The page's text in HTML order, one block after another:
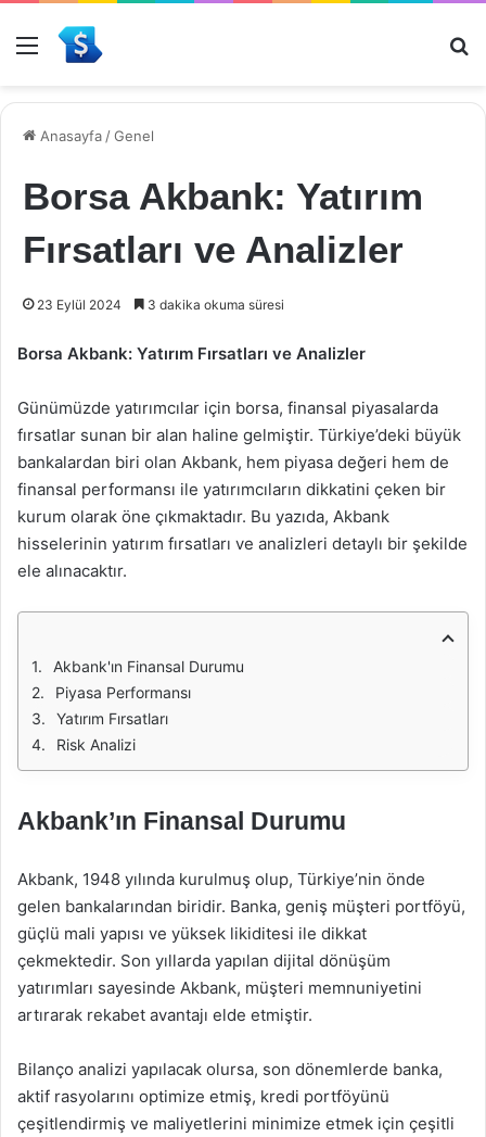
Menü
Anasayfa /Genel
Borsa Akbank: Yatırım
Fırsatları ve Analizler
23 Eylül 2024 3 dakika okuma süresi
Borsa Akbank: Yatırım Fırsatları ve Analizler
Günümüzde yatırımcılar için borsa, finansal piyasalarda
fırsatlar sunan bir alan haline gelmiştir. Türkiye’deki büyük
bankalardan biri olan Akbank, hem piyasa değeri hem de
finansal performansı ile yatırımcıların dikkatini çeken bir
kurum olarak öne çıkmaktadır. Bu yazıda, Akbank
hisselerinin yatırım fırsatları ve analizleri detaylı bir şekilde
ele alınacaktır.
Akbank'ın Finansal Durumu
Piyasa Performansı
Yatırım Fırsatları
Risk Analizi
Akbank’ın Finansal Durumu
Akbank, 1948 yılında kurulmuş olup, Türkiye’nin önde
gelen bankalarından biridir. Banka, geniş müşteri portföyü,
güçlü mali yapısı ve yüksek likiditesi ile dikkat
çekmektedir. Son yıllarda yapılan dijital dönüşüm
yatırımları sayesinde Akbank, müşteri memnuniyetini
artırarak rekabet avantajı elde etmiştir.
Bilanço analizi yapılacak olursa, son dönemlerde banka,
aktif rasyolarını optimize etmiş, kredi portföyünü
çeşitlendirmiş ve maliyetlerini minimize etmek için çeşitli